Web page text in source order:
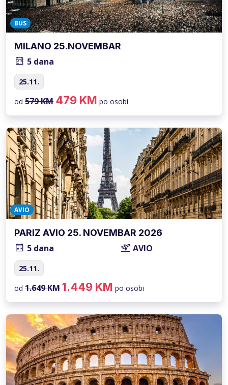
BUS
MILANO 25.NOVEMBAR
5 dana
25.11.
od 579 KM 479 KM po osobi
AVIO
PARIZ AVIO 25. NOVEMBAR 2026
5 dana AVIO
25.11.
od 1.649 KM1.449 KM po osobi